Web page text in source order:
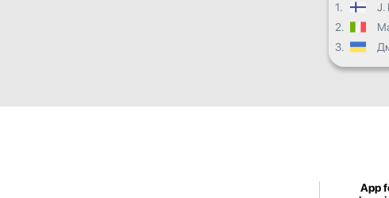
1. J.
2.
3.
App